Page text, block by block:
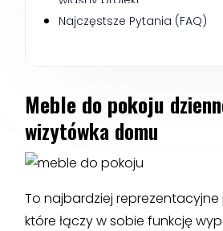
Najczęstsze Pytania (FAQ)
Meble do pokoju
wizytówka domu
To najbardziej reprezentacyjne
które łączy w sobie funkcję